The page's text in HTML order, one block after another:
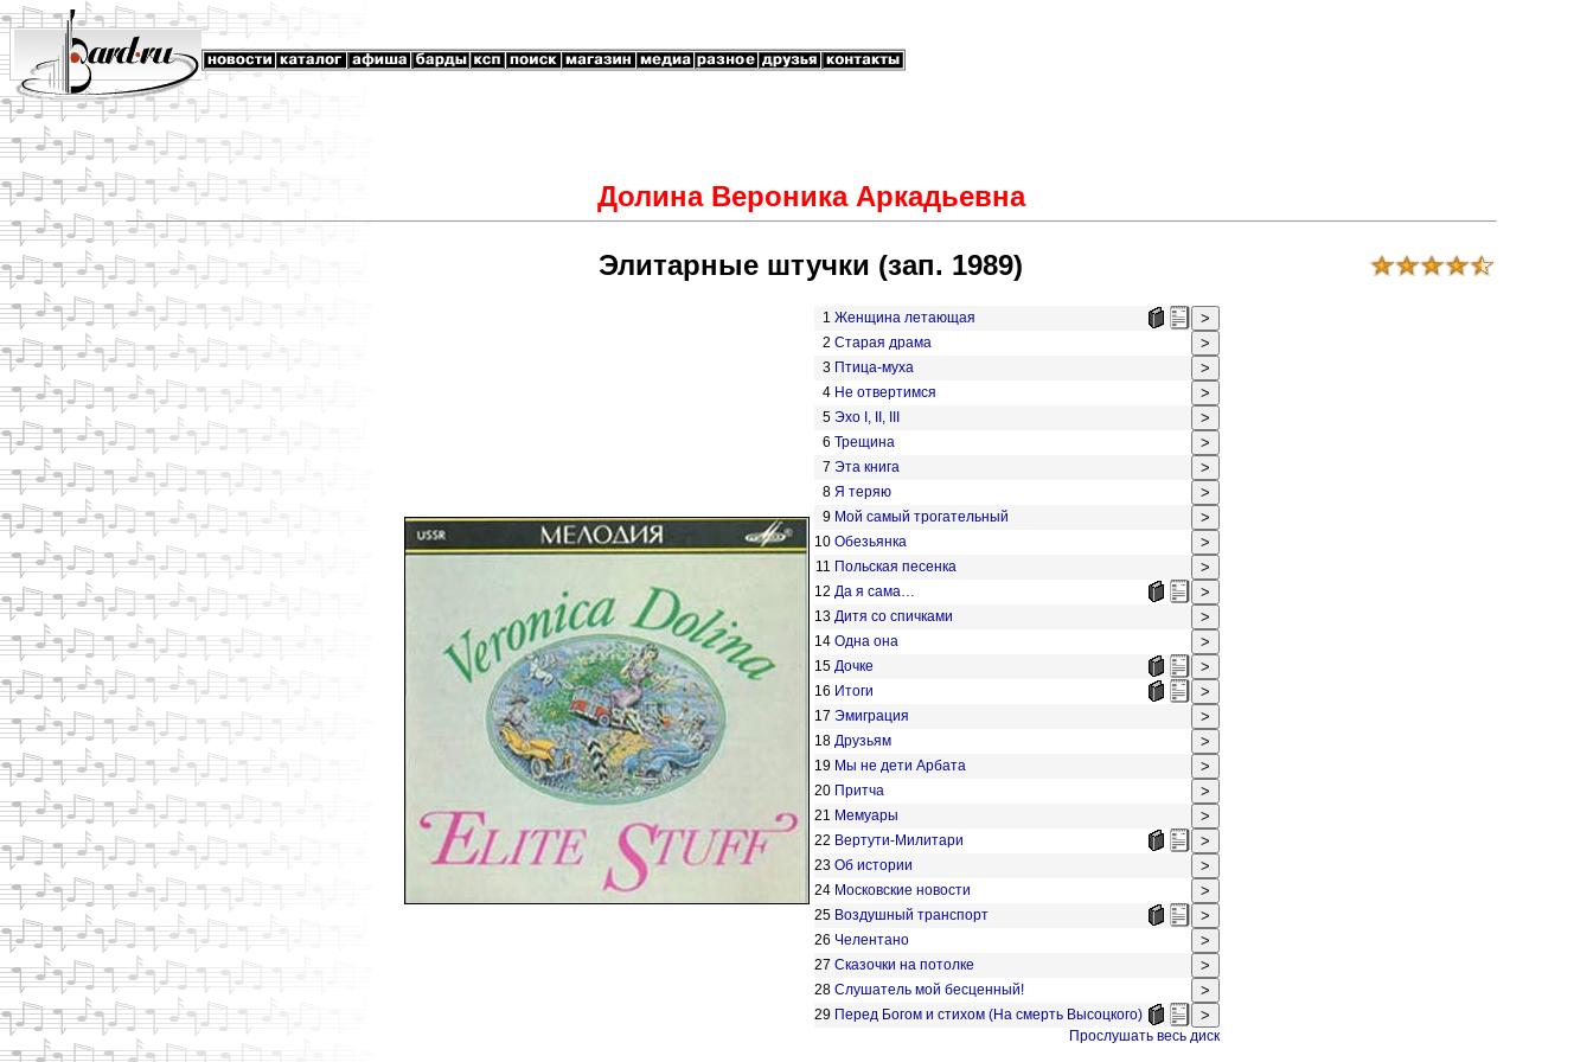
Долина Вероника Аркадьевна
Элитарные штучки (зап. 1989)
1 Женщина летающая
2 Старая драма
3 Птица-муха
4 Не отвертимся
5 Эхо I, II, III
6 Трещина
7 Эта книга
8 Я теряю
9 Мой самый трогательный
10 Обезьянка
11 Польская песенка
12 Да я сама…
13 Дитя со спичками
14 Одна она
15 Дочке
16 Итоги
17 Эмиграция
18 Друзьям
19 Мы не дети Арбата
20 Притча
21 Мемуары
22 Вертути-Милитари
23 Об истории
24 Московские новости
25 Воздушный транспорт
26 Челентано
27 Сказочки на потолке
28 Слушатель мой бесценный!
29 Перед Богом и стихом (На смерть Высоцкого)
Прослушать весь диск